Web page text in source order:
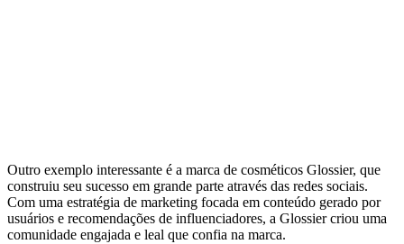
Outro exemplo interessante é a marca de cosméticos Glossier, que
construiu seu sucesso em grande parte através das redes sociais.
Com uma estratégia de marketing focada em conteúdo gerado por
usuários e recomendações de influenciadores, a Glossier criou uma
comunidade engajada e leal que confia na marca.